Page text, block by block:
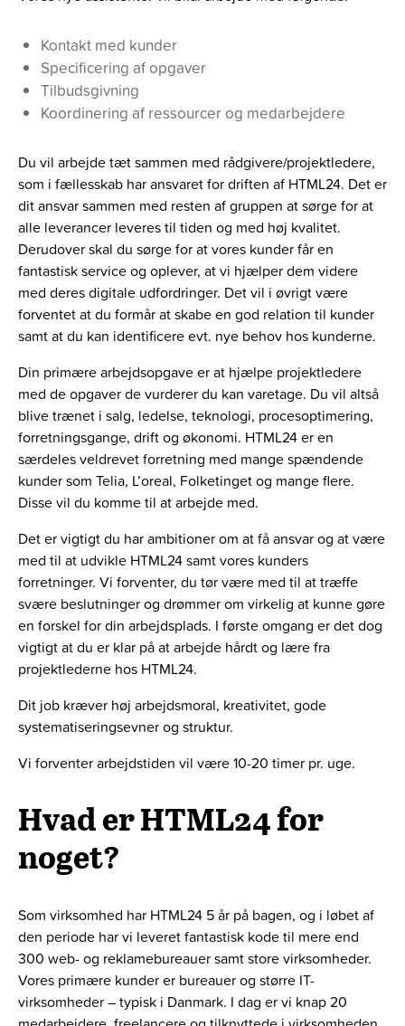
Kontakt med kunder
Specificering af opgaver
Tilbudsgivning
Koordinering af ressourcer og medarbejdere
Du vil arbejde tæt sammen med rådgivere/projektledere,
som i fællesskab har ansvaret for driften af HTML24. Det er
dit ansvar sammen med resten af gruppen at sørge for at
alle leverancer leveres til tiden og med høj kvalitet.
Derudover skal du sørge for at vores kunder får en
fantastisk service og oplever, at vi hjælper dem videre
med deres digitale udfordringer. Det vil i øvrigt være
forventet at du formår at skabe en god relation til kunder
samt at du kan identificere evt. nye behov hos kunderne.
Din primære arbejdsopgave er at hjælpe projektledere
med de opgaver de vurderer du kan varetage. Du vil altså
blive trænet i salg, ledelse, teknologi, procesoptimering,
forretningsgange, drift og økonomi. HTML24 er en
særdeles veldrevet forretning med mange spændende
kunder som Telia, L’oreal, Folketinget og mange flere.
Disse vil du komme til at arbejde med.
Det er vigtigt du har ambitioner om at få ansvar og at være
med til at udvikle HTML24 samt vores kunders
forretninger. Vi forventer, du tør være med til at træffe
svære beslutninger og drømmer om virkelig at kunne gøre
en forskel for din arbejdsplads. I første omgang er det dog
vigtigt at du er klar på at arbejde hårdt og lære fra
projektlederne hos HTML24.
Dit job kræver høj arbejdsmoral, kreativitet, gode
systematiseringsevner og struktur.
Vi forventer arbejdstiden vil være 10-20 timer pr. uge.
Hvad er HTML24 for
noget?
Som virksomhed har HTML24 5 år på bagen, og i løbet af
den periode har vi leveret fantastisk kode til mere end
300 web- og reklamebureauer samt store virksomheder.
Vores primære kunder er bureauer og større IT-
virksomheder – typisk i Danmark. I dag er vi knap 20